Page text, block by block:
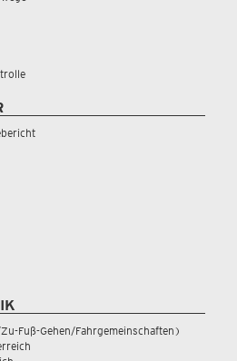
Fuß-Gehen/Fahrgemeinschaften)